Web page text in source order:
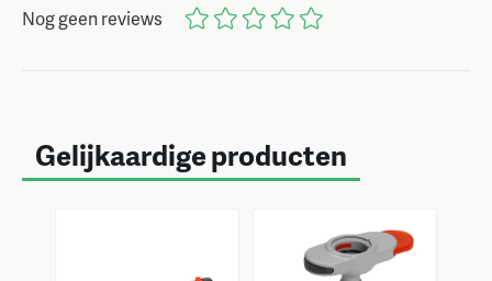
Nog geen reviews
Gelijkaardige producten